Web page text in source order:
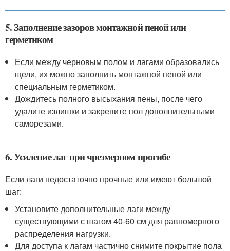
5. Заполнение зазоров монтажной пеной или
герметиком
Если между черновым полом и лагами образовались
щели, их можно заполнить монтажной пеной или
специальным герметиком.
Дождитесь полного высыхания пены, после чего
удалите излишки и закрепите пол дополнительными
саморезами.
6. Усиление лаг при чрезмерном прогибе
Если лаги недостаточно прочные или имеют большой
шаг:
Установите дополнительные лаги между
существующими с шагом 40-60 см для равномерного
распределения нагрузки.
Для доступа к лагам частично снимите покрытие пола